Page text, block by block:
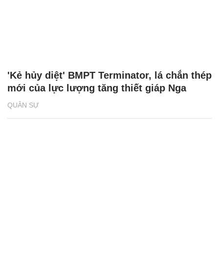
QUÂN SỰ
'Kẻ hủy diệt' BMPT Terminator, lá chắn thép
mới của lực lượng tăng thiết giáp Nga